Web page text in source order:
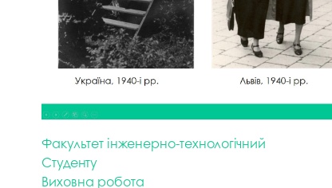
Факультет інженерно-технологічний
Студенту
Виховна робота